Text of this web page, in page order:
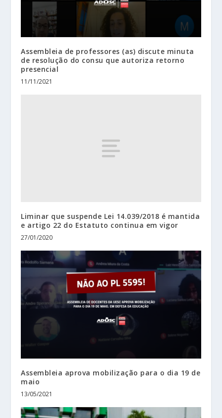
Assembleia de professores (as) discute minuta
de resolução do consu que autoriza retorno
presencial
11/11/2021
Liminar que suspende Lei 14.039/2018 é mantida
e artigo 22 do Estatuto continua em vigor
27/01/2020
Assembleia aprova mobilização para o dia 19 de
maio
13/05/2021